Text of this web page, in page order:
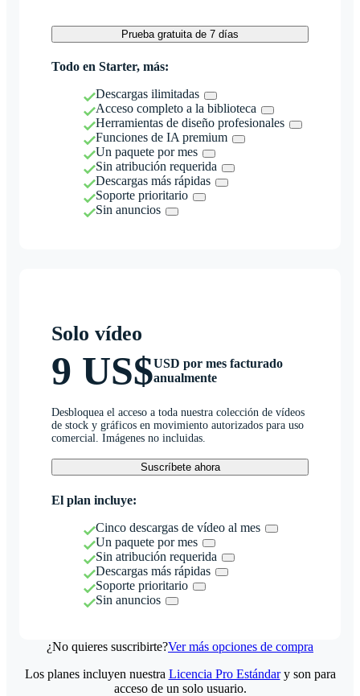
Prueba gratuita de 7 días
Todo en Starter, más:
Descargas ilimitadas
Acceso completo a la biblioteca
Herramientas de diseño profesionales
Funciones de IA premium
Un paquete por mes
Sin atribución requerida
Descargas más rápidas
Soporte prioritario
Sin anuncios
Solo vídeo
9 US$USD por mes facturado
anualmente
Desbloquea el acceso a toda nuestra colección de vídeos
de stock y gráficos en movimiento autorizados para uso
comercial. Imágenes no incluidas.
Suscríbete ahora
El plan incluye:
Cinco descargas de vídeo al mes
Un paquete por mes
Sin atribución requerida
Descargas más rápidas
Soporte prioritario
Sin anuncios
¿No quieres suscribirte?Ver más opciones de compra
Los planes incluyen nuestra Licencia Pro Estándary son para
acceso de un solo usuario.